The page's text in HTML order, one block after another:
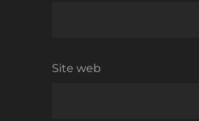
Site web